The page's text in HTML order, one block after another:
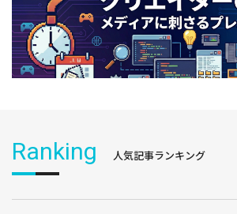
Ranking 人気記事ランキング